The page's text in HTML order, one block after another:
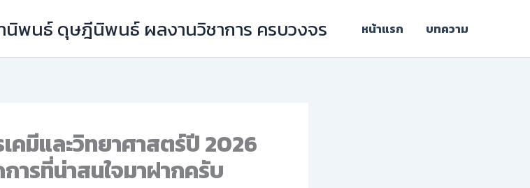
นิพนธ์ ดุษฎีนิพนธ์ ผลงานวิชาการ ครบวงจร หน้าแรก บทความ
คมีและวิทยาศาสตร์ปี 2026
ารที่น่าสนใจมาฝากครับ